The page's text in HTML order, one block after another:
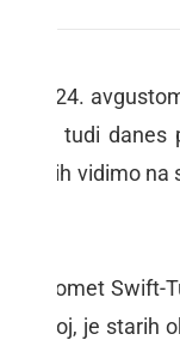
in 24.
in tudi
pa jih vidimo
je komet
roj, je